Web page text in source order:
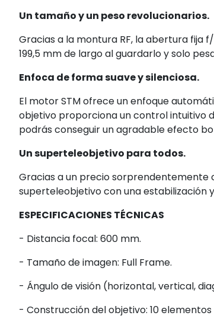
Un tamaño y un peso revolucionarios.
Gracias a la montura RF, la abertura fija
199,5 mm de largo al guardarlo y solo
Enfoca de forma suave y silenciosa.
El motor STM ofrece un enfoque
objetivo proporciona un control intuitivo
podrás conseguir un agradable efecto
Un superteleobjetivo para todos.
Gracias a un precio sorprendentemente
superteleobjetivo con una estabilización
ESPECIFICACIONES TÉCNICAS
- Distancia focal: 600 mm.
- Tamaño de imagen: Full Frame.
- Ángulo de visión (horizontal, vertical,
- Construcción del objetivo: 10 elementos